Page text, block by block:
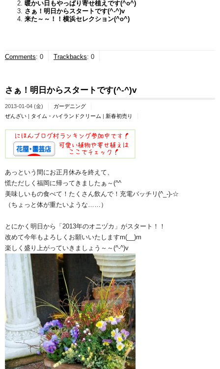
暖かい日もやっぱり寄せ植えです(^o^)
さぁ！明日からスタートです(^-^)v
来た～～！！横浜セレクション(^o^)
Comments: 0 Trackbacks: 0
さぁ！明日からスタートです(^-^)v
2013-01-04 (金)
ガーデニング
ぜんざい | タイム・ハイランドクリーム | 新春初売り
あっという間にお正月休みを終えて、
慌ただしく福岡に帰ってきましたぁ～(^^ゞ
美味しいもの食べて！たくさん飲んで！充電バッチリ(^_-)-☆
（ちょっと体が重たいような……）
とにかく明日から「2013年のオニヅカ」がスタート！！
改めて今年もよろしくお願いいたしますm(__)m
楽しく盛り上がっていきましょう～～(^-^)v